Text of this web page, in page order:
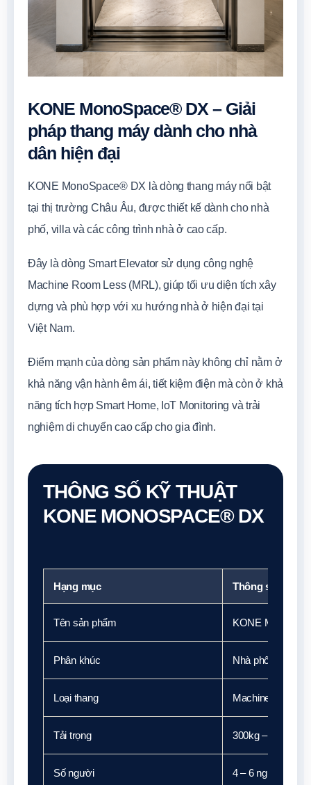
KONE MonoSpace® DX – Giải
pháp thang máy dành cho nhà
dân hiện đại
KONE MonoSpace® DX là dòng thang máy nổi bật
tại thị trường Châu Âu, được thiết kế dành cho nhà
phố, villa và các công trình nhà ở cao cấp.
Đây là dòng Smart Elevator sử dụng công nghệ
Machine Room Less (MRL), giúp tối ưu diện tích xây
dựng và phù hợp với xu hướng nhà ở hiện đại tại
Việt Nam.
Điểm mạnh của dòng sản phẩm này không chỉ nằm ở
khả năng vận hành êm ái, tiết kiệm điện mà còn ở khả
năng tích hợp Smart Home, IoT Monitoring và trải
nghiệm di chuyển cao cấp cho gia đình.
THÔNG SỐ KỸ THUẬT
KONE MONOSPACE® DX
Hạng mục Thông số
Tên sản phẩm KONE
Phân khúc Nhà phố • Villa •
Loại thang Machine Room
Tải trọng 300kg – 450kg
Số người 4 – 6 người